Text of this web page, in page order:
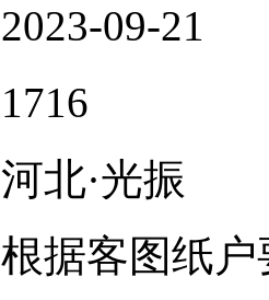
2023-09-21
1716
河北·光振
根据客图纸